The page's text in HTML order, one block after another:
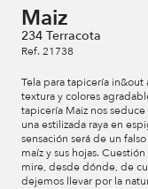
Maiz
234 Terracota
Ref. 21738
Tela para tapicería in&out
textura y colores
tapicería Maiz nos
una estilizada raya en
sensación será de un
maíz y sus hojas.
mire, desde dónde, de
dejemos llevar por la